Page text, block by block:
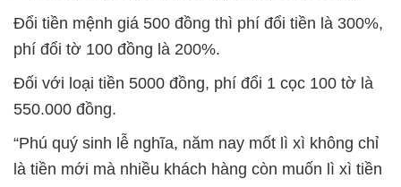
Đổi tiền mệnh giá 500 đồng thì phí đổi tiền là 300%,
phí đổi tờ 100 đồng là 200%.
Đối với loại tiền 5000 đồng, phí đổi 1 cọc 100 tờ là
550.000 đồng.
“Phú quý sinh lễ nghĩa, năm nay mốt lì xì không chỉ
là tiền mới mà nhiều khách hàng còn muốn lì xì tiền